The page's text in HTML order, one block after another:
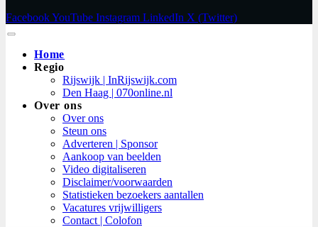
FacebookYouTube Instagram LinkedIn X (Twitter)
Home
Regio
Rijswijk | InRijswijk.com
Den Haag | 070online.nl
Over ons
Over ons
Steun ons
Adverteren | Sponsor
Aankoop van beelden
Video digitaliseren
Disclaimer/voorwaarden
Statistieken bezoekers aantallen
Vacatures vrijwilligers
Contact | Colofon